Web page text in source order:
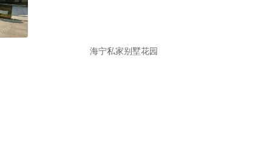
海宁私家别墅花园